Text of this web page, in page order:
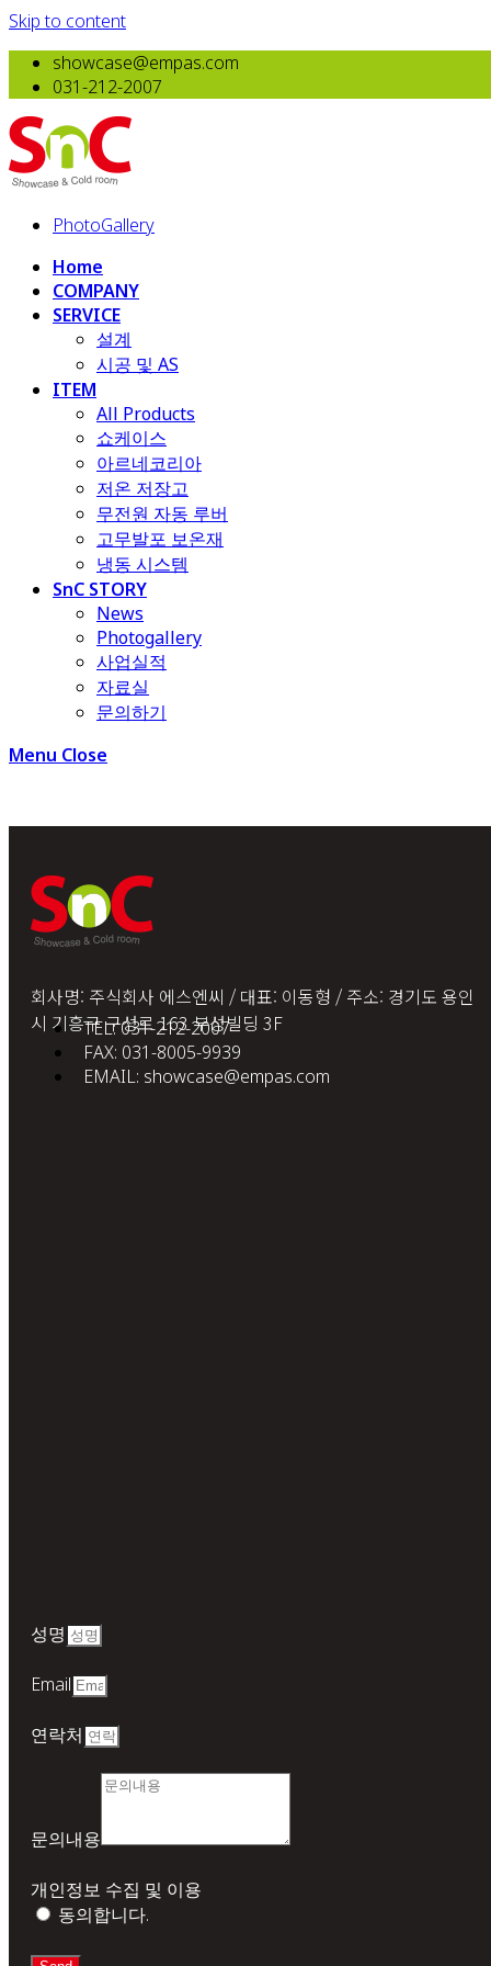
Skip to content
showcase@empas.com
031-212-2007
PhotoGallery
Home
COMPANY
SERVICE
설계
시공 및 AS
ITEM
All Products
​쇼케이스
아르네코리아
저온 저장고
무전원 자동 루버
고무발포 보온재
냉동 시스템
SnC STORY
News
Photogallery
사업실적
자료실
문의하기
Menu Close
회사명: 주식회사 에스엔씨 / 대표: 이동형 / 주소: 경기도 용인
시 기흥구 구성로 163 부성빌딩 3F
TEL: 031-212-2007
FAX: 031-8005-9939
EMAIL: showcase@empas.com
성명
Email
연락처
문의내용
개인정보 수집 및 이용
동의합니다.